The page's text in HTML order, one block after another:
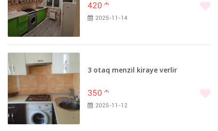
420 m
2025-11-14
3 otaq menzil kiraye verlir
350 m
2025-11-12